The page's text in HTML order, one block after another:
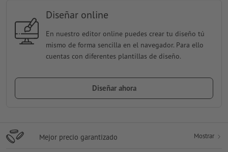
Diseñar online
En nuestro editor online puedes crear tu diseño tú
mismo de forma sencilla en el navegador. Para ello
cuentas con diferentes plantillas de diseño.
Diseñar ahora
Mejor precio garantizado Mostrar